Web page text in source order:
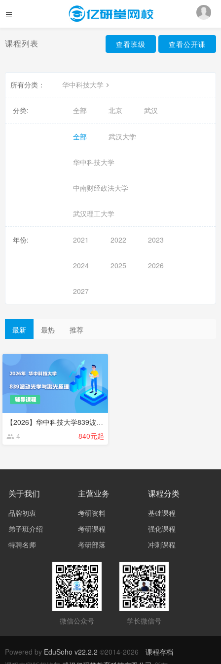
课程列表 查看班级 查看公开课
所有分类： 华中科技大学
分类: 全部 北京 武汉
全部 武汉大学
华中科技大学
中南财经政法大学
武汉理工大学
年份: 2021 2022 2023
2024 2025 2026
2027
最新 最热 推荐
【2026】华中科技大学839波动光学与激光原理考研辅导班辅导课程
4
840元起
关于我们
品牌初衷
弟子班介绍
特聘名师
主营业务
考研资料
考研课程
考研部落
课程分类
基础课程
强化课程
冲刺课程
微信公众号 学长微信号
Powered by EduSoho v22.2.2 ©2014-2026
课程存档